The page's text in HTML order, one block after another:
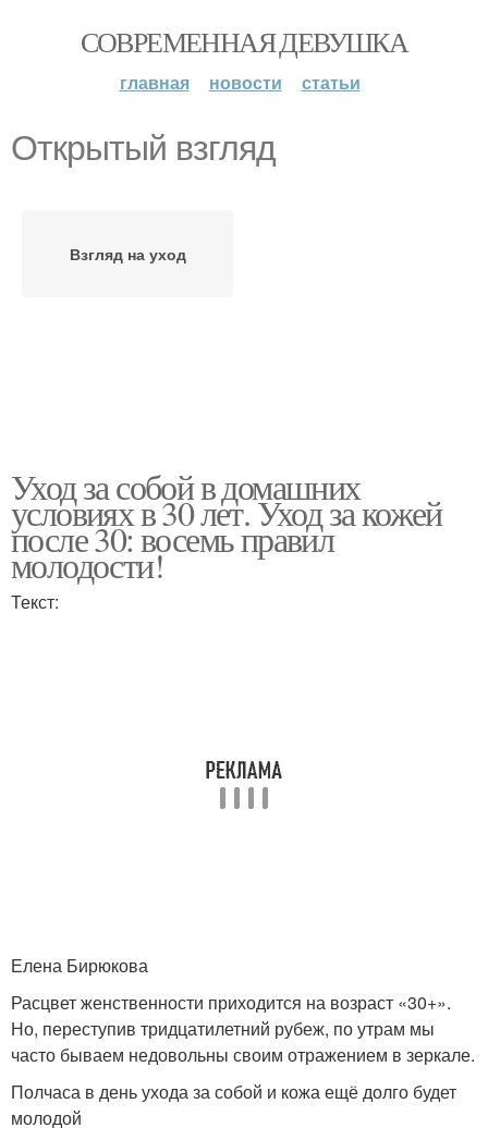
СОВРЕМЕННАЯ ДЕВУШКА
главная новости статьи
Открытый взгляд
Взгляд на уход
Уход за собой в домашних
условиях в 30 лет. Уход за кожей
после 30: восемь правил
молодости!
Текст:
Елена Бирюкова
Расцвет женственности приходится на возраст «30+».
Но, переступив тридцатилетний рубеж, по утрам мы
часто бываем недовольны своим отражением в зеркале.
Полчаса в день ухода за собой и кожа ещё долго будет
молодой